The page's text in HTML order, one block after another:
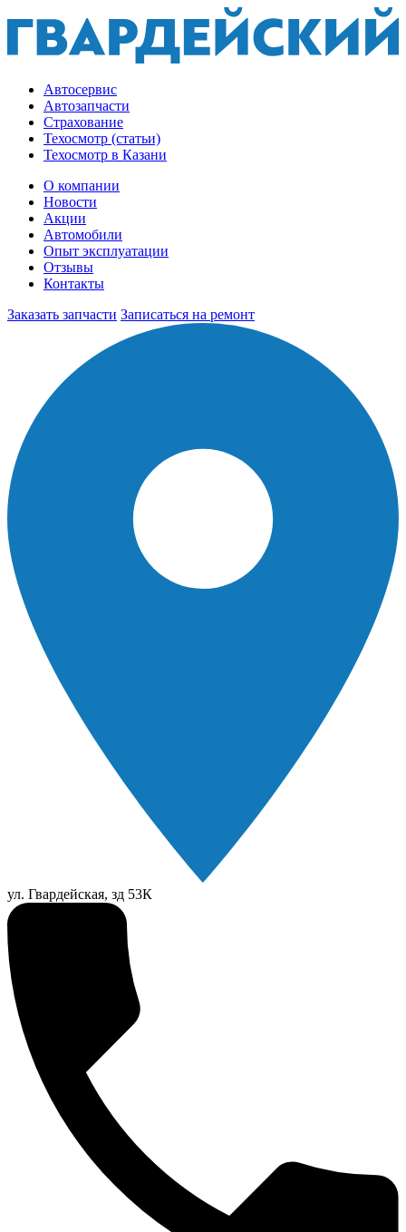
Автосервис
Автозапчасти
Страхование
Техосмотр (статьи)
Техосмотр в Казани
О компании
Новости
Акции
Автомобили
Опыт эксплуатации
Отзывы
Контакты
Заказать запчасти Записаться на ремонт
ул. Гвардейская, зд 53К